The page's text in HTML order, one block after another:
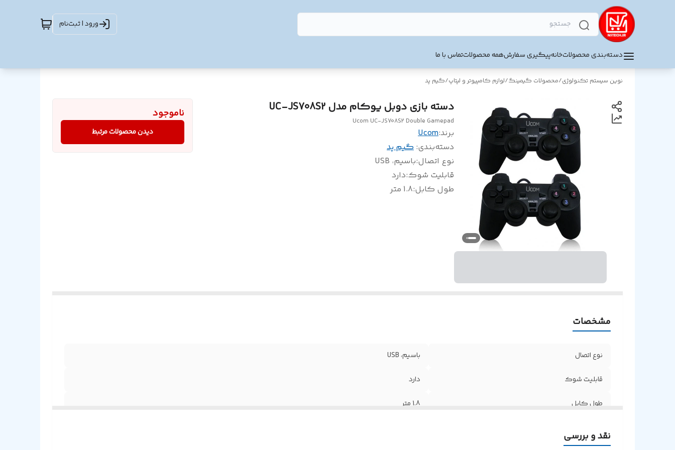
ورود | ثبت‌نام
دسته‌بندی محصولاتخانهپیگیری سفارشهمه محصولاتتماس با ما
نوین سیستم تکنولوژی/محصولات گیمینگ/لوازم کامپیوتر و لپتاپ/گیم پد
دسته بازی دوبل یوکام مدل UC-JS708S2
Ucom UC-JS708S2 Double Gamepad
برند:Ucom
دسته‌بندی: گیم پد
نوع اتصال:باسیم، USB
قابلیت شوک:دارد
طول کابل:1.8 متر
ناموجود
دیدن محصولات مرتبط
مشخصات
نوع اتصال باسیم، USB
قابلیت شوک دارد
طول کابل 1.8 متر
نقد و بررسی